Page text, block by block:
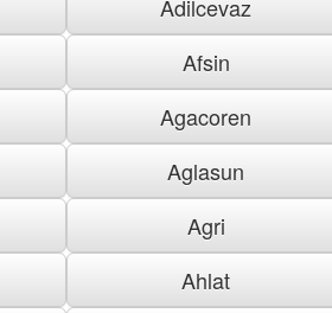
Adilcevaz
Afsin
Agacoren
Aglasun
Agri
Ahlat